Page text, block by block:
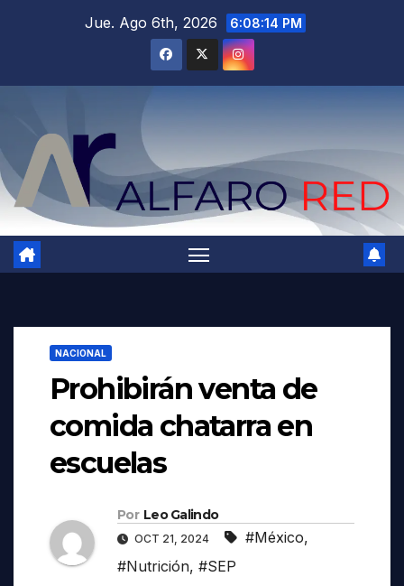
Jue. Ago 6th, 2026 6:08:15 PM
NACIONAL
Prohibirán venta de
comida chatarra en
escuelas
Por Leo Galindo
OCT 21, 2024 #México,
#Nutrición, #SEP